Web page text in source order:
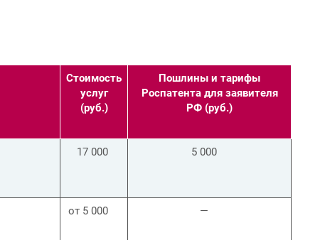
Стоимость
услуг
(руб.)
Пошлины и тарифы
Роспатента для заявителя
РФ (руб.)
17 000 5 000
от 5 000 —